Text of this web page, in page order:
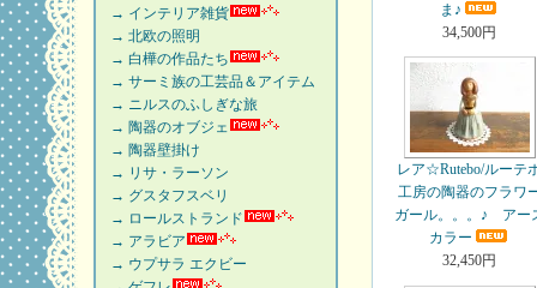
→ インテリア雑貨
→ 北欧の照明
→ 白樺の作品たち
→ サーミ族の工芸品＆アイテム
→ ニルスのふしぎな旅
→ 陶器のオブジェ
→ 陶器壁掛け
→ リサ・ラーソン
→ グスタフスベリ
→ ロールストランド
→ アラビア
→ ウプサラ エクビー
ま♪
34,500円
レア☆Rutebo/ルーテ
工房の陶器のフラワ
ガール。。。♪ アー
カラー
32,450円